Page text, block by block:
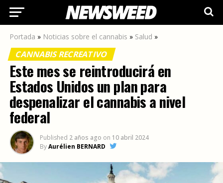
Portada » Noticias sobre el cannabis » Salud »
CANNABIS RECREATIVO
Este mes se reintroducirá en
Estados Unidos un plan para
despenalizar el cannabis a nivel
federal
Published 2 años ago on 10 abril 2024
ByAurélien BERNARD
Ir a la versión móvil